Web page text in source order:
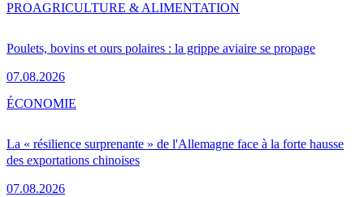
Poulets, bovins et ours polaires : la grippe aviaire se propage
07.08.2026
PROAGRICULTURE & ALIMENTATION
La « résilience surprenante » de l'Allemagne face à la forte hausse
des exportations chinoises
07.08.2026
ÉCONOMIE